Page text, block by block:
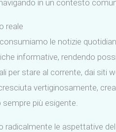
in un contesto
reale
le notizie
informative, rendendo
stare al corrente, dai siti
vertiginosamente,
più esigente.
le aspettative